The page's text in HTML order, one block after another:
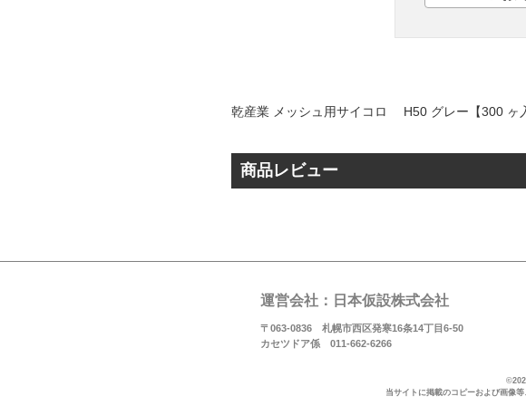
乾産業 メッシュ用サイコロ H50 グレー【300 ヶ
商品レビュー
運営会社：日本仮設株式会社
〒063-0836 札幌市西区発寒16条14丁目6-50
カセツドア係 011-662-6266
当サイトに掲載のコピーおよび画像